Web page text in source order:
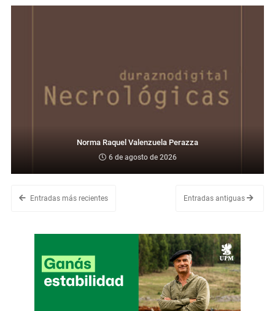
Norma Raquel Valenzuela Perazza
6 de agosto de 2026
Entradas más recientes Entradas antiguas